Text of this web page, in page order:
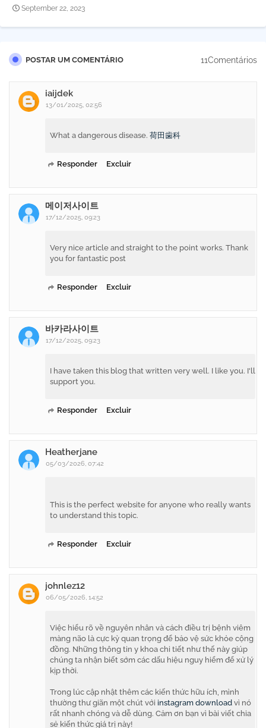
September 22, 2023
POSTAR UM COMENTÁRIO 11Comentários
iaijdek
13/01/2025, 02:56
What a dangerous disease. 荷田歯科
Responder Excluir
메이저사이트
17/12/2025, 09:23
Very nice article and straight to the point works. Thank
you for fantastic post
Responder Excluir
바카라사이트
17/12/2025, 09:23
I have taken this blog that written very well. I like you. I'll
support you.
Responder Excluir
Heatherjane
05/03/2026, 07:42
This is the perfect website for anyone who really wants
to understand this topic.
Responder Excluir
johnlez12
06/05/2026, 14:52
Việc hiểu rõ về nguyên nhân và cách điều trị bệnh viêm
màng não là cực kỳ quan trọng để bảo vệ sức khỏe cộng
đồng. Những thông tin y khoa chi tiết như thế này giúp
chúng ta nhận biết sớm các dấu hiệu nguy hiểm để xử lý
kịp thời.
Trong lúc cập nhật thêm các kiến thức hữu ích, mình
thường thư giãn một chút với instagram download vì nó
rất nhanh chóng và dễ dùng. Cảm ơn bạn vì bài viết chia
sẻ kiến thức giá trị này!